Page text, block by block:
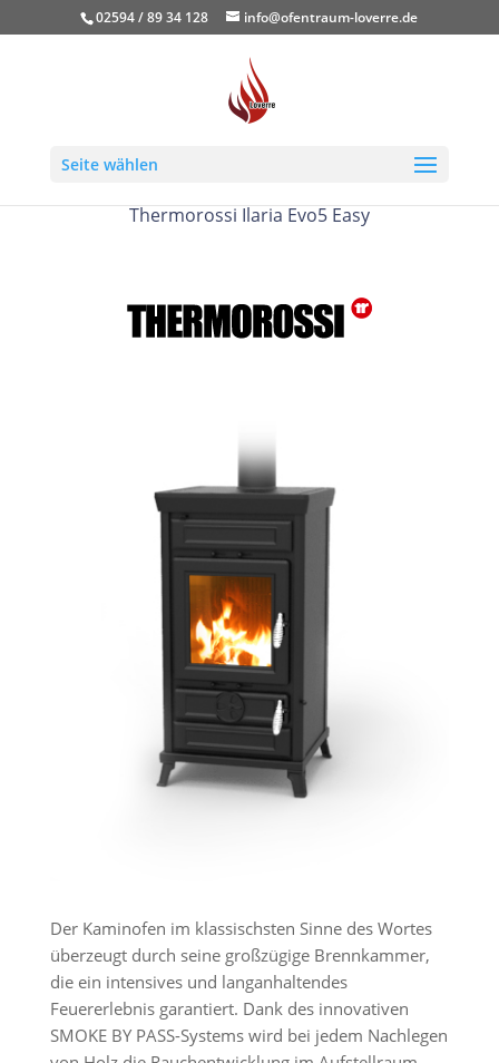
02594 / 89 34 128 info@ofentraum-loverre.de
Seite wählen
Thermorossi Ilaria Evo5 Easy
Der Kaminofen im klassischsten Sinne des Wortes
überzeugt durch seine großzügige Brennkammer,
die ein intensives und langanhaltendes
Feuererlebnis garantiert. Dank des innovativen
SMOKE BY PASS-Systems wird bei jedem Nachlegen